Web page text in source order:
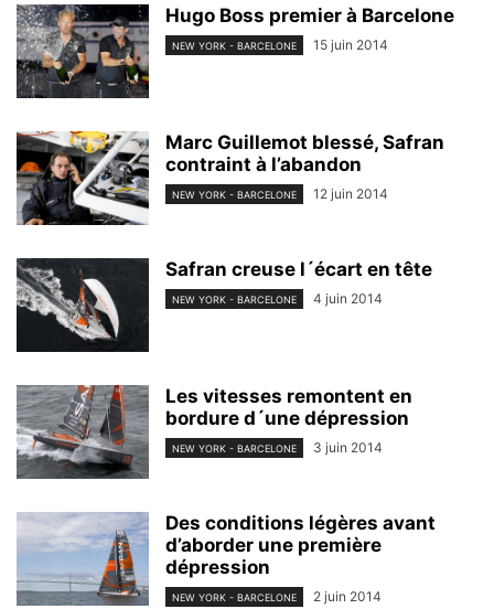
Hugo Boss premier à Barcelone
NEW YORK - BARCELONE 15 juin 2014
Marc Guillemot blessé, Safran
contraint à l’abandon
NEW YORK - BARCELONE 12 juin 2014
Safran creuse l´écart en tête
NEW YORK - BARCELONE 4 juin 2014
Les vitesses remontent en
bordure d´une dépression
NEW YORK - BARCELONE 3 juin 2014
Des conditions légères avant
d’aborder une première
dépression
NEW YORK - BARCELONE 2 juin 2014